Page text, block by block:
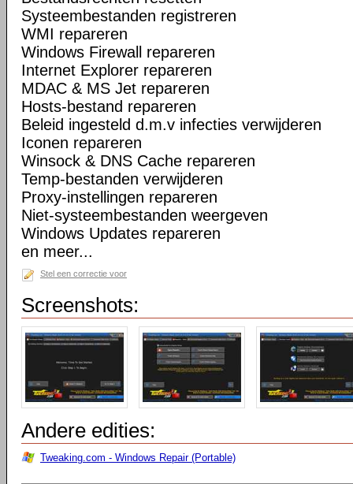
Systeembestanden registreren
WMI repareren
Windows Firewall repareren
Internet Explorer repareren
MDAC & MS Jet repareren
Hosts-bestand repareren
Beleid ingesteld d.m.v infecties verwijderen
Iconen repareren
Winsock & DNS Cache repareren
Temp-bestanden verwijderen
Proxy-instellingen repareren
Niet-systeembestanden weergeven
Windows Updates repareren
en meer...
Stel een correctie voor
Screenshots:
Andere edities:
Tweaking.com - Windows Repair (Portable)